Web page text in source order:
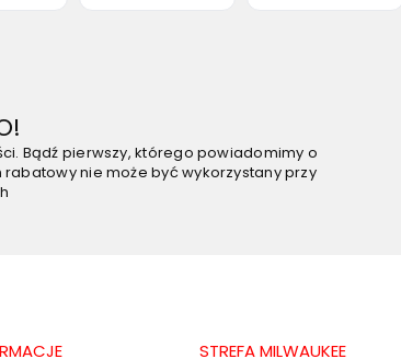
Bądź pierwszy, którego powiadomimy o
nie może być wykorzystany przy
STREFA MILWAUKEE